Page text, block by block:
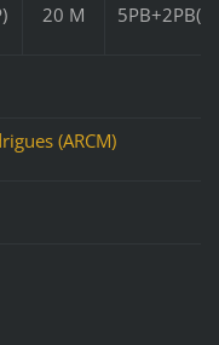
20 M 5PB+2PB(Y)
(ARCM)